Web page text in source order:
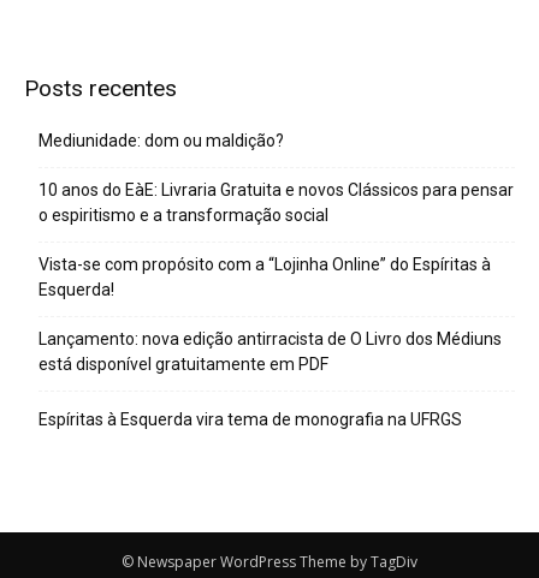
Posts recentes
Mediunidade: dom ou maldição?
10 anos do EàE: Livraria Gratuita e novos Clássicos para pensar
o espiritismo e a transformação social
Vista-se com propósito com a “Lojinha Online” do Espíritas à
Esquerda!
Lançamento: nova edição antirracista de O Livro dos Médiuns
está disponível gratuitamente em PDF
Espíritas à Esquerda vira tema de monografia na UFRGS
© Newspaper WordPress Theme by TagDiv